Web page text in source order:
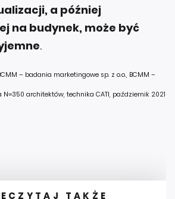
a później
na budynek, może być
.
– badania marketingowe sp. z o.o., BCMM –
architektów, technika CATI, październik 2021